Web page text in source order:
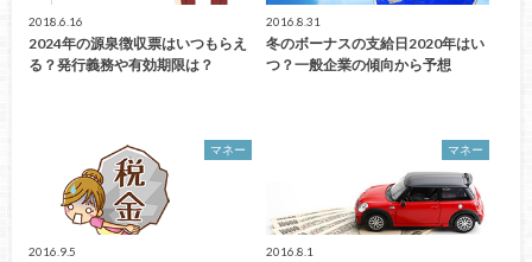
2018.6.16
2024年の源泉徴収票はいつもらえ
る？発行義務や有効期限は？
2016.8.31
冬のボーナスの支給日2020年はい
つ？一般企業の傾向から予想
マネー
2016.9.5
マネー
2016.8.1